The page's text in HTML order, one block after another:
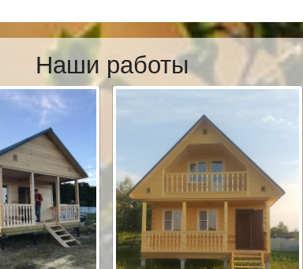
Наши работы